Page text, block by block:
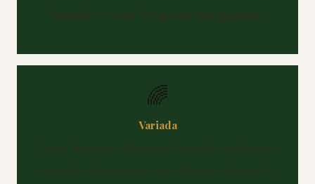
dimensão e menor dos grupos mais pequenos.
🌈
Variada
Comer alimentos diferentes dentro de cada grupo,
variando diariamente e nas diferentes épocas do